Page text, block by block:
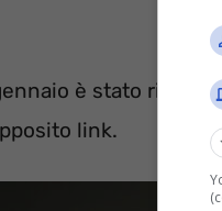
è stato
link.